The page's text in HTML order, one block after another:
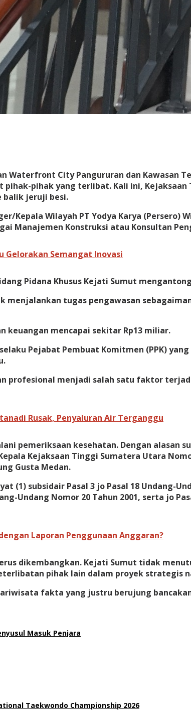
Waterfront City Pangururan dan Kawasan
pihak-pihak yang terlibat. Kali ini,
balik jeruji besi.
Kepala Wilayah PT Yodya Karya (Persero)
Manajemen Konstruksi atau Konsultan
Gelorakan Semangat Inovasi
Pidana Khusus Kejati Sumut
tugas pengawasan
mencapai sekitar Rp13 miliar.
Pejabat Pembuat Komitmen (PPK)
profesional menjadi salah satu faktor
Rusak, Penyaluran Air Terganggu
pemeriksaan kesehatan. Dengan alasan
Kejaksaan Tinggi Sumatera Utara
Gusta Medan.
(1) subsidair Pasal 3 jo Pasal 18 Undang-
Undang Nomor 20 Tahun 2001, serta jo
Laporan Penggunaan Anggaran?
dikembangkan. Kejati Sumut tidak
pihak lain dalam proyek strategis
fakta yang justru berujung
Masuk Penjara
Taekwondo Championship 2026